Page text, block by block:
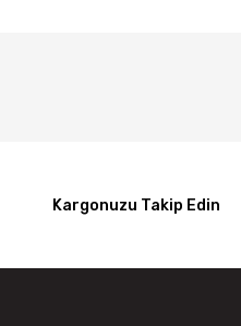
Kargonuzu Takip Edin